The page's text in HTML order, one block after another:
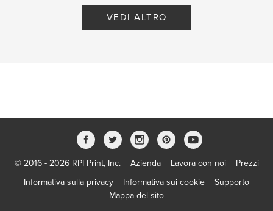
VEDI ALTRO
© 2016 - 2026 RPI Print, Inc. Azienda Lavora con noi
Prezzi
Informativa sulla privacy
Informativa sui cookie
Supporto
Mappa del sito